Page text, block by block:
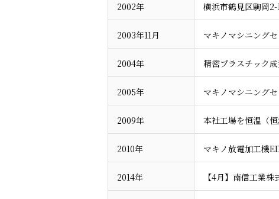
2002年 横浜市鶴見区駒岡
2003年11月 マキノマシニング
2004年 精密プラスチック
2005年 マキノマシニングセ
2009年 本社工場を恒温（
2010年 マキノ放電加工機
2014年 【4月】南信工業